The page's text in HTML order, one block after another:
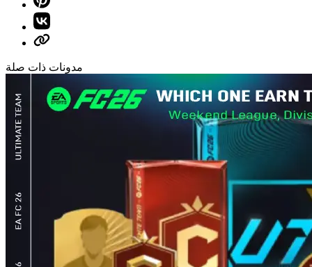
مدونات ذات صلة